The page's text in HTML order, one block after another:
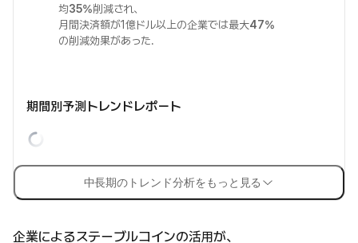
均35%削減され、
月間決済額が1億ドル以上の企業では最大47%
の削減効果があった.
期間別予測トレンドレポート
中長期のトレンド分析をもっと見る
企業によるステーブルコインの活用が、